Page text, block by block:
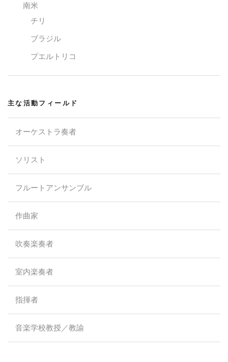
南米
チリ
ブラジル
プエルトリコ
主な活動フィールド
オーケストラ奏者
ソリスト
フルートアンサンブル
作曲家
吹奏楽奏者
室内楽奏者
指揮者
音楽学校教授／教諭